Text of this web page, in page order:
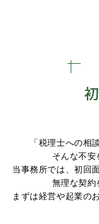
「税理士への相
そんな不安
当事務所では、初回
無理な契約
まずは経営や起業の